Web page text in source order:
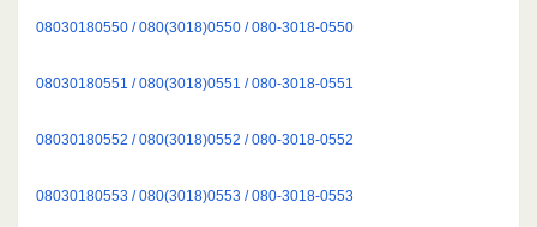
08030180550 / 080(3018)0550 / 080-3018-0550
08030180551 / 080(3018)0551 / 080-3018-0551
08030180552 / 080(3018)0552 / 080-3018-0552
08030180553 / 080(3018)0553 / 080-3018-0553